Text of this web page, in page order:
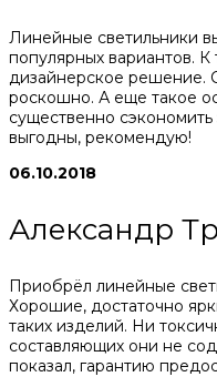
Линейные светильники
популярных вариантов.
дизайнерское решение.
роскошно. А еще такое
существенно
выгодны, рекомендую!
06.10.2018
Александр
Приобрёл линейные
Хорошие, достаточно
таких изделий. Ни
составляющих они не
показал, гарантию